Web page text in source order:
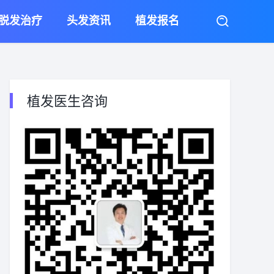
发治疗 头发资讯 植发报名
植发医生咨询